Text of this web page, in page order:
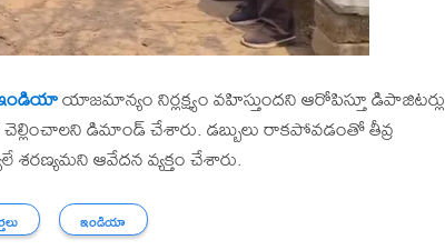
యాజమాన్యం నిర్లక్ష్యం వహిస్తుందని ఆరోపిస్తూ డిపాజిటర్లు
డిమాండ్ చేశారు. డబ్బులు రాకపోవడంతో తీవ్ర
శరణ్యమని ఆవేదన వ్యక్తం చేశారు.
ఇండియా